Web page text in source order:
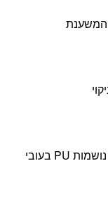
המשענת
כיסוי עור חדש שפותח עם מיקרו נקבוביות נושמות PU בעובי